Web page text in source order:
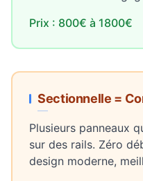
Prix : 800€ à 1800€
Sectionnelle =
Plusieurs panneaux
sur des rails. Zéro
design moderne,